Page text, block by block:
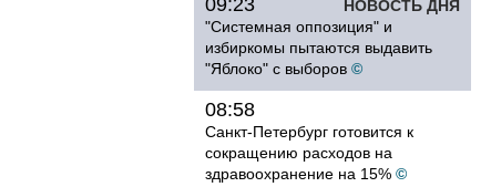
НОВОСТЬ ДНЯ
09:23
"Системная оппозиция" и
избиркомы пытаются выдавить
"Яблоко" с выборов ©
08:58
Санкт-Петербург готовится к
сокращению расходов на
здравоохранение на 15% ©